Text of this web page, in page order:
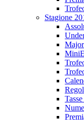
Stagione
Major